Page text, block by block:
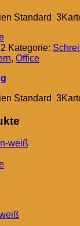
Standard
Kategorie:
, Office
Standard